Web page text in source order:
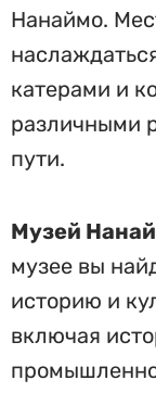
Нанаймо.
катерами и
различными
пути.
Музей
музее вы
историю и
включая